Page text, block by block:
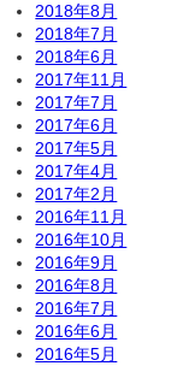
2018年8月
2018年7月
2018年6月
2017年11月
2017年7月
2017年6月
2017年5月
2017年4月
2017年2月
2016年11月
2016年10月
2016年9月
2016年8月
2016年7月
2016年6月
2016年5月